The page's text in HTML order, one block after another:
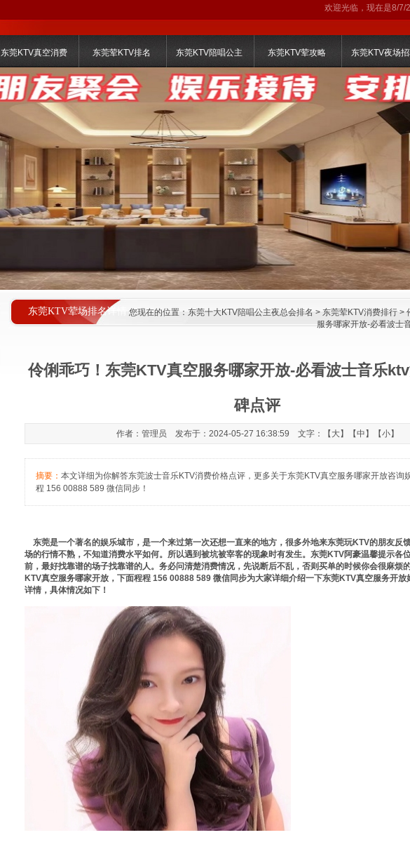
欢迎光临，现在是8/7/
东莞KTV真空消费 东莞荤KTV排名 东莞KTV陪唱公主 东莞KTV荤攻略 东莞KTV夜场
东莞KTV荤场排名详情 您现在的位置： 东莞十大KTV陪唱公主夜总会排名 > 东莞荤KTV消费排行 >
服务哪家开放-必看波士
伶俐乖巧！东莞KTV真空服务哪家开放-必看波士音乐
碑点评
作者：管理员 发布于：2024-05-27 16:38:59 文字：【 大】【中 】【小】
摘要： 本文详细为你解答东莞波士音乐KTV消费价格点评，更多关于东莞KTV真空服务哪家开放咨询
程 156 00888 589 微信同步！
东莞是一个著名的娱乐城市，是一个来过第一次还想一直来的地方，很多外地来东莞玩KTV的朋友反
场的行情不熟，不知道消费水平如何。所以遇到被坑被宰客的现象时有发生。东莞KTV阿豪温馨提示各
前，最好找靠谱的场子找靠谱的人。务必问清楚消费情况，先说断后不乱，否则买单的时候你会很麻烦
KTV真空服务哪家开放，下面程程 156 00888 589 微信同步为大家详细介绍一下东莞KTV真空服务开放
详情，具体情况如下！